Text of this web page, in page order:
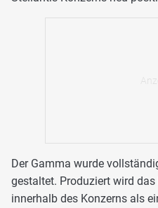
Der Gamma wurde
gestaltet. Produziert wird
innerhalb des Konzerns als